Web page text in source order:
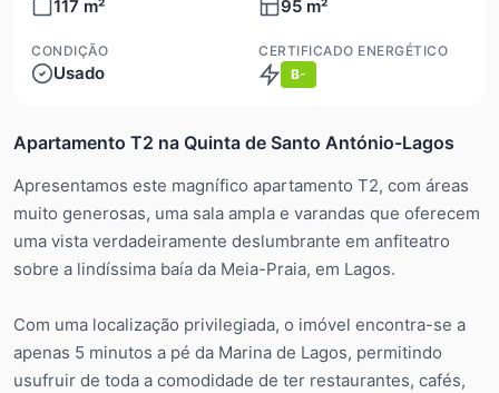
117 m² 95 m²
CONDIÇÃO
Usado
CERTIFICADO ENERGÉTICO
B-
Apartamento T2 na Quinta de Santo António-Lagos
Apresentamos este magnífico apartamento T2, com áreas
muito generosas, uma sala ampla e varandas que oferecem
uma vista verdadeiramente deslumbrante em anfiteatro
sobre a lindíssima baía da Meia-Praia, em Lagos.
Com uma localização privilegiada, o imóvel encontra-se a
apenas 5 minutos a pé da Marina de Lagos, permitindo
usufruir de toda a comodidade de ter restaurantes, cafés,